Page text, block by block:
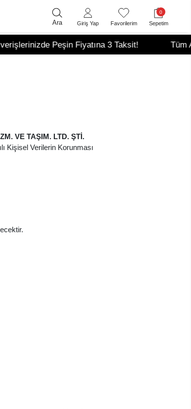
Peşin Fiyatına 3 Taksit! Tüm
Ara Giriş Yap Favorilerim
0
Sepetim
VE TAŞIM. LTD. ŞTİ.
Kişisel Verilerin Korunması